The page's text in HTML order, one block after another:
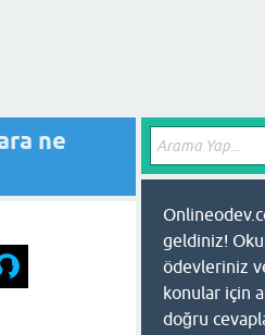
ne
geldiniz!
ödevleriniz
konular için
doğru